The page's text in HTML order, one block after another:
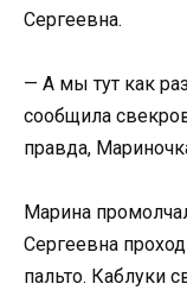
Сергеевна.
— А мы тут как
сообщила
правда,
Марина
Сергеевна
пальто. Каблуки